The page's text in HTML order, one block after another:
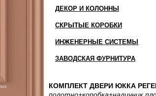
ДЕКОР И КОЛОННЫ
СКРЫТЫЕ КОРОБКИ
ИНЖЕНЕРНЫЕ СИСТЕМЫ
ЗАВОДСКАЯ ФУРНИТУРА
КОМПЛЕКТ ДВЕРИ ЮККА